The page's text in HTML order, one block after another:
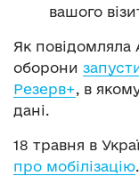
вашого
Як повідомляла
оборони
Резерв+, в
дані.
18 травня в
про мобілізацію